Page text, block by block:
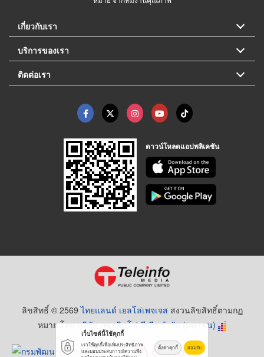
เกี่ยวกับเรา
บริการของเรา
ติดต่อเรา
ดาวน์โหลดแอปพลิเคชัน
ลิขสิทธิ์ © 2569ไทยแลนด์ เยลโล่เพจเจส สงวนลิขสิทธิ์ตามกฏ
หมาย โดยบริษัท เทเลอินโฟ มีเดีย จำกัด (มหาชน)
เว็บไซต์นี้ใช้คุกกี้
เราใช้คุกกี้เพื่อเพิ่มประสิทธิภาพ
และมอบประสบการณ์ความพึง
ตั้งค่าคุกกี้ ยอมรับ